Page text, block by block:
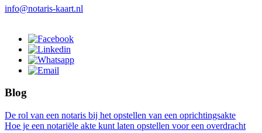
info@notaris-kaart.nl
Blog
De rol van een notaris bij het opstellen van een oprichtingsakte
Hoe je een notariële akte kunt laten opstellen voor een overdracht